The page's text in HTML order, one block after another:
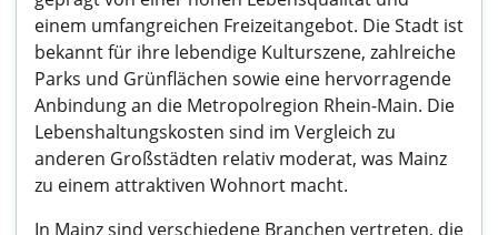
einem umfangreichen Freizeitangebot. Die Stadt ist
bekannt für ihre lebendige Kulturszene, zahlreiche
Parks und Grünflächen sowie eine hervorragende
Anbindung an die Metropolregion Rhein-Main. Die
Lebenshaltungskosten sind im Vergleich zu
anderen Großstädten relativ moderat, was Mainz
zu einem attraktiven Wohnort macht.
In Mainz sind verschiedene Branchen vertreten, die